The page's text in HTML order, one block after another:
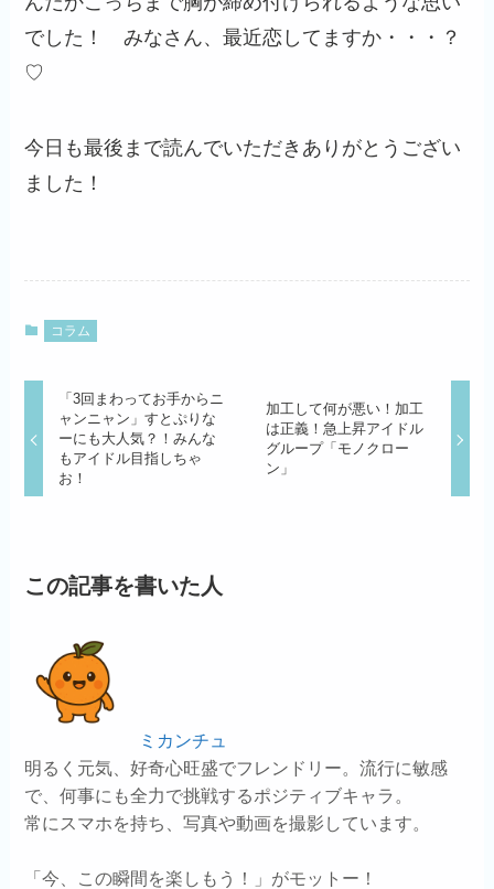
でした！ みなさん、最近恋してますか・・・？
♡
今日も最後まで読んでいただきありがとうござい
ました！
コラム
「3回まわってお手からニ
ャンニャン」すとぷりな
ーにも大人気？！みんな
もアイドル目指しちゃ
お！
加工して何が悪い！加工
は正義！急上昇アイドル
グループ「モノクロー
ン」
この記事を書いた人
ミカンチュ
明るく元気、好奇心旺盛でフレンドリー。流行に敏感
で、何事にも全力で挑戦するポジティブキャラ。
常にスマホを持ち、写真や動画を撮影しています。
「今、この瞬間を楽しもう！」がモットー！